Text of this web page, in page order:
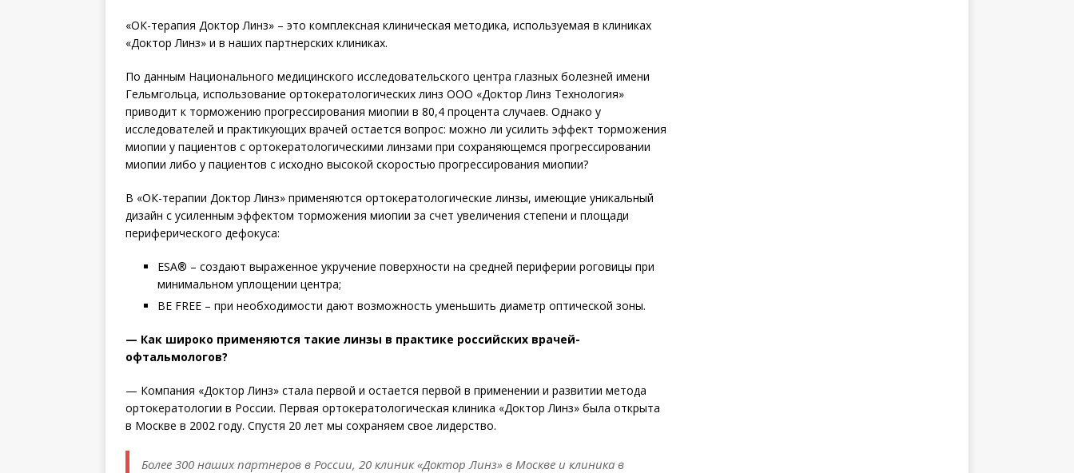
«ОК-терапия Доктор Линз» – это комплексная клиническая методика, используемая в клиниках
«Док­тор Линз» и в наших партнерских клиниках.
По данным Национального медицинского исследовательского центра глазных болезней имени
Гельмгольца, использование ортокератологических линз ООО «Док­тор Линз Технология»
приводит к торможению прогрессирования миопии в 80,4 процента случаев. Однако у
исследователей и практикующих врачей остается вопрос: можно ли усилить эффект торможения
мио­пии у пациентов с ортокератологическими линзами при сохраняющемся прогрессировании
миопии либо у пациентов с исходно высокой скоростью прогрессирования миопии?
В «ОК-терапии Доктор Линз» применяются ор­токератологические линзы, имеющие уникальный
дизайн с усиленным эффектом торможения миопии за счет увеличения степени и площади
периферического дефокуса:
ESA® – создают выраженное укручение поверхности на средней периферии роговицы при
минимальном уплощении центра;
BE FREE – при необходимости дают возможность уменьшить диаметр оптической зоны.
— Как широко применяются такие линзы в практике российских врачей-
офтальмологов?
— Компания «Доктор Линз» стала первой и остается первой в применении и развитии метода
ортокератологии в России. Первая ортокератологическая клиника «Доктор Линз» была открыта
в Москве в 2002 году. Спустя 20 лет мы сохраняем свое лидерство.
Более 300 наших партнеров в России, 20 клиник «Доктор Линз» в Москве и клиника в